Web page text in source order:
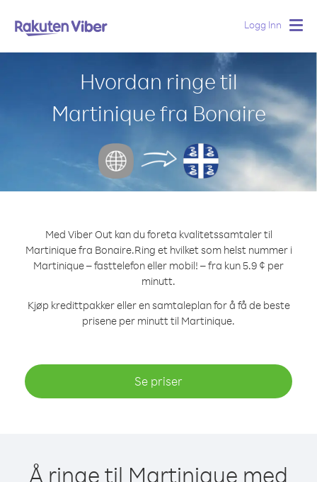
Logg Inn
Hvordan ringe til
Martinique fra Bonaire
Med Viber Out kan du foreta kvalitetssamtaler til
Martinique fra Bonaire.Ring et hvilket som helst nummer i
Martinique – fasttelefon eller mobil! – fra kun 5.9 ¢ per
minutt.
Kjøp kredittpakker eller en samtaleplan for å få de beste
prisene per minutt til Martinique.
Se priser
Å ringe til Martinique med